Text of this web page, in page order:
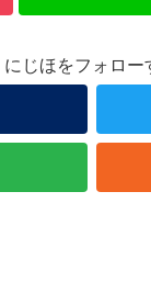
にじほをフォロー